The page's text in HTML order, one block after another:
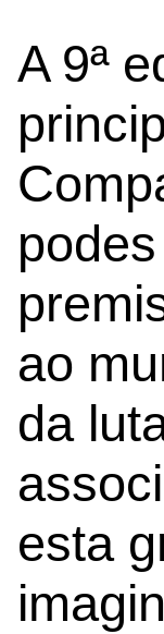
A 9ª
ao
da
esta